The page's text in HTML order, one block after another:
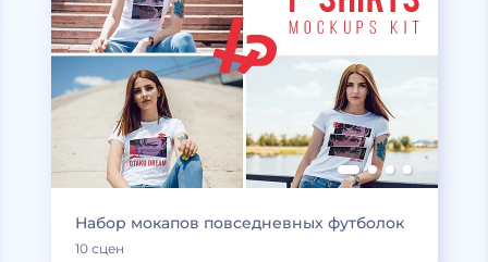
Набор мокапов повседневных футболок
10 сцен